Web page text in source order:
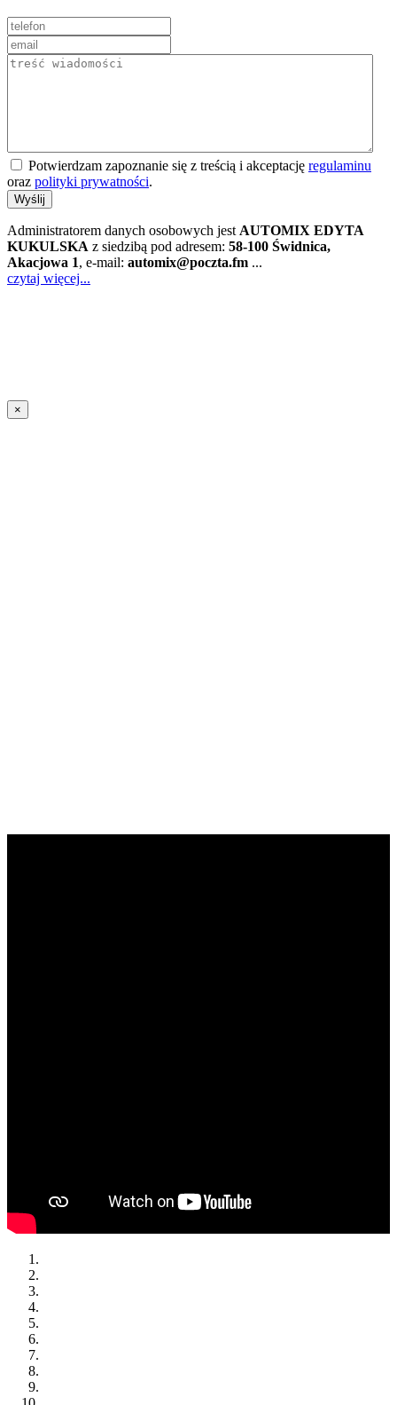
Potwierdzam zapoznanie się z treścią i akceptację regulaminu
oraz polityki prywatności.
Wyślij
Administratorem danych osobowych jest AUTOMIX EDYTA
KUKULSKA z siedzibą pod adresem: 58-100 Świdnica,
Akacjowa 1, e-mail: automix@poczta.fm ...
czytaj więcej...
×